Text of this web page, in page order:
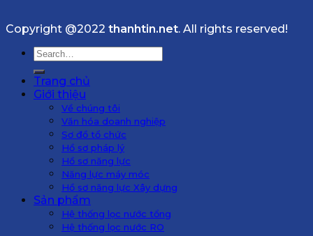
Copyright @2022 thanhtin.net. All rights reserved!
Search
for:
Trang chủ
Giới thiệu
Về chúng tôi
Văn hóa doanh nghiệp
Sơ đồ tổ chức
Hồ sơ pháp lý
Hồ sơ năng lực
Năng lực máy móc
Hồ sơ năng lực Xây dựng
Sản phẩm
Hệ thống lọc nước tổng
Hệ thống lọc nước RO